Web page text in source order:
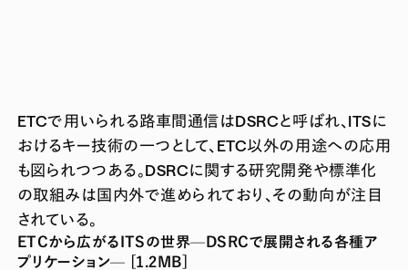
ETCで用いられる路車間通信はDSRCと呼ばれ、ITSに
おけるキー技術の一つとして、ETC以外の用途への応用
も図られつつある。DSRCに関する研究開発や標準化
の取組みは国内外で進められており、その動向が注目
されている。
ETCから広がるITSの世界—DSRCで展開される各種ア
プリケーション— [1.2MB]